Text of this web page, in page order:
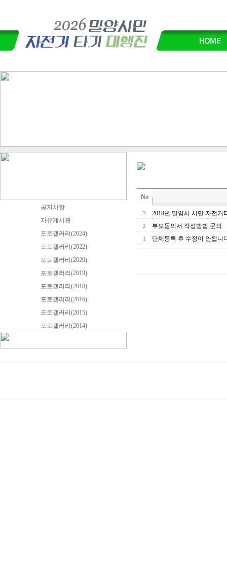
공지사항
자유게시판
포토갤러리(2024)
포토갤러리(2022)
포토갤러리(2020)
포토갤러리(2019)
포토갤러리(2018)
포토갤러리(2016)
포토갤러리(2015)
포토갤러리(2014)
No
3 2018년 밀양시 시민 자전거
2 부모동의서 작성방법 문의
1 단체등록 후 수정이 안됩니